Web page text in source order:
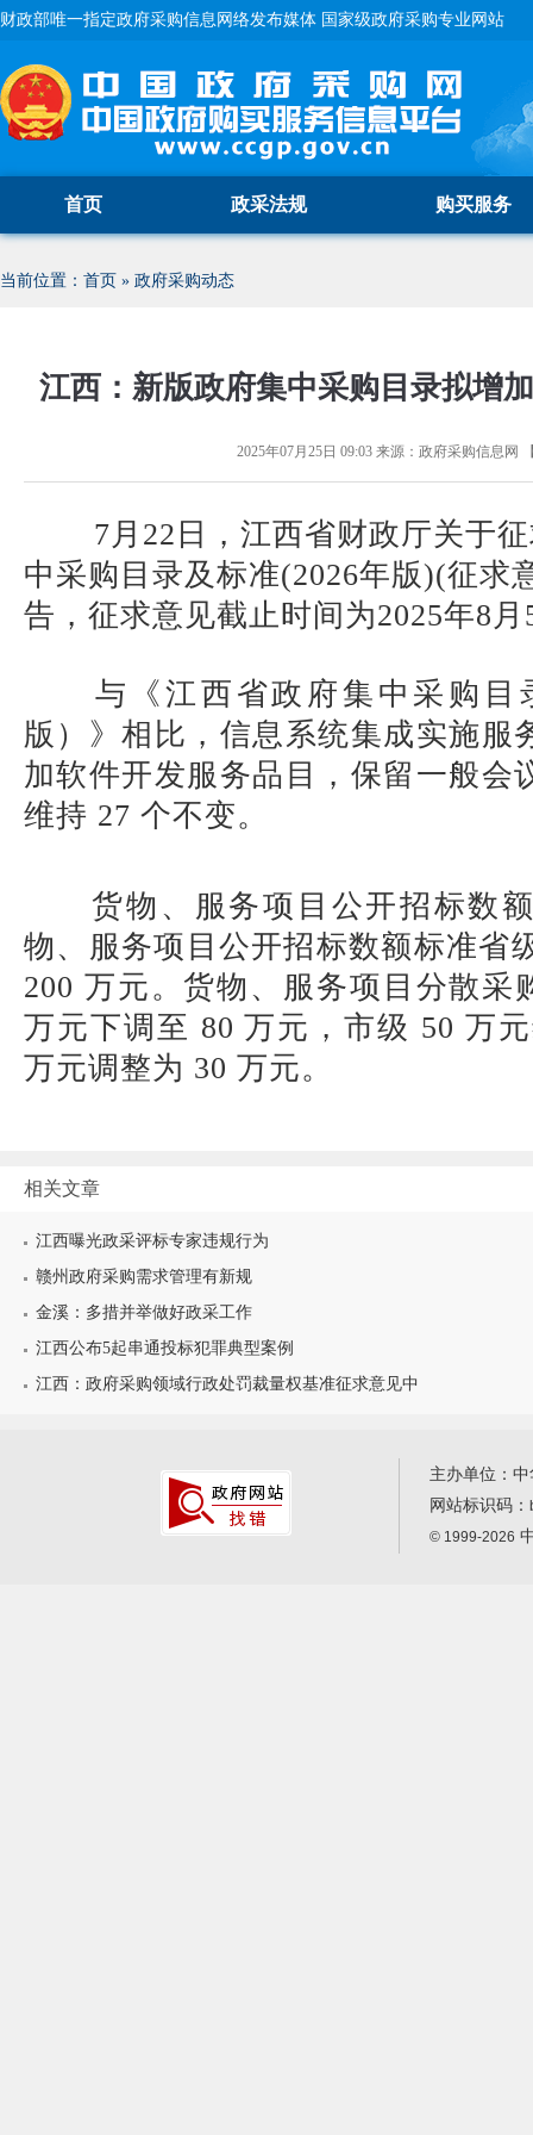
财政部唯一指定政府采购信息网络发布媒体 国家级政府采购专业网站
首页 政采法规 购买服务
当前位置： 首页 » 政府采购动态
江西：新版政府集中采购目录拟增
2025年07月25日 09:03来源： 政府采购信息网
7月22日，江西省财政厅关于
中采购目录及标准(2026年版)(征求
告，征求意见截止时间为2025年8
与《江西省政府集中采购目
版）》相比，信息系统集成实施服
加软件开发服务品目，保留一般会
维持 27 个不变。
货物、服务项目公开招标数
物、服务项目公开招标数额标准省
200 万元。货物、服务项目分散采
万元下调至 80 万元，市级 50 万
万元调整为 30 万元。
相关文章
江西曝光政采评标专家违规行为
赣州政府采购需求管理有新规
金溪：多措并举做好政采工作
江西公布5起串通投标犯罪典型案例
江西：政府采购领域行政处罚裁量权基准征求意见中
主办单位：
网站标识码：
© 1999-2026